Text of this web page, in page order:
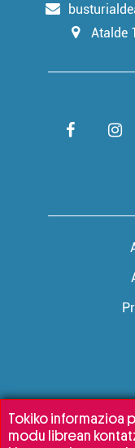
Atalde
Tokiko informazioa
modu librean